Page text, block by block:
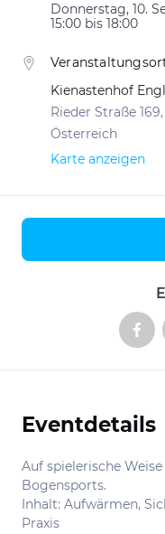
Donnerstag, 10.
15:00 bis 18:00
Kienastenhof
Rieder Straße
Österreich
Karte anzeigen
Eventdetails
Auf spielerische
Bogensports.
Inhalt: Aufwärmen,
Praxis